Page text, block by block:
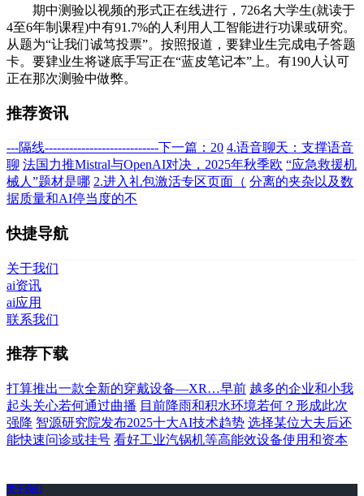
期中测验以视频的形式正在线进行，726名大学生(就读于
4至6年制课程)中有91.7%的人利用人工智能进行功课或研究。
从题为“让我们诚笃投票”。按照报道，要肄业生完成电子答题
卡。要肄业生将谜底手写正在“蓝皮笔记本”上。有190人认可
正在那次测验中做弊。
推荐资讯
---隔线----------------------------下一篇：20 4.语音聊天：支撑语音
聊 法国力推Mistral与OpenAI对决，2025年秋季欧 “应急救援机
械人”题材是哪 2.进入礼包激活专区页面（ 分离的夹杂以及数
据质量和AI停当度的不
快捷导航
关于我们
ai资讯
ai应用
联系我们
推荐下载
打算推出一款全新的穿戴设备—XR…早前 越多的企业和小我
起头关心若何通过曲播 目前降雨和积水环境若何？形成此次
强降 智源研究院发布2025十大AI技术趋势 选择某位大夫后还
能快速问诊或挂号 看好工业汽锅机等高能效设备使用和资本
关于我们